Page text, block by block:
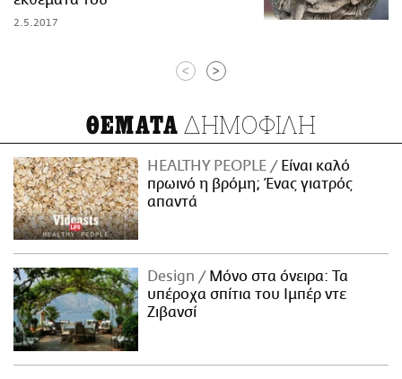
2.5.2017
< >
ΘΕΜΑΤΑ ΔΗΜΟΦΙΛΗ
HEALTHY PEOPLE
Είναι καλό
πρωινό η βρόμη; Ένας γιατρός
απαντά
Design
Μόνο στα όνειρα: Τα
υπέροχα σπίτια του Ιμπέρ ντε
Ζιβανσί